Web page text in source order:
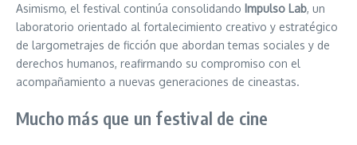
Asimismo, el festival continúa consolidando Impulso Lab, un
laboratorio orientado al fortalecimiento creativo y estratégico
de largometrajes de ficción que abordan temas sociales y de
derechos humanos, reafirmando su compromiso con el
acompañamiento a nuevas generaciones de cineastas.
Mucho más que un festival de cine